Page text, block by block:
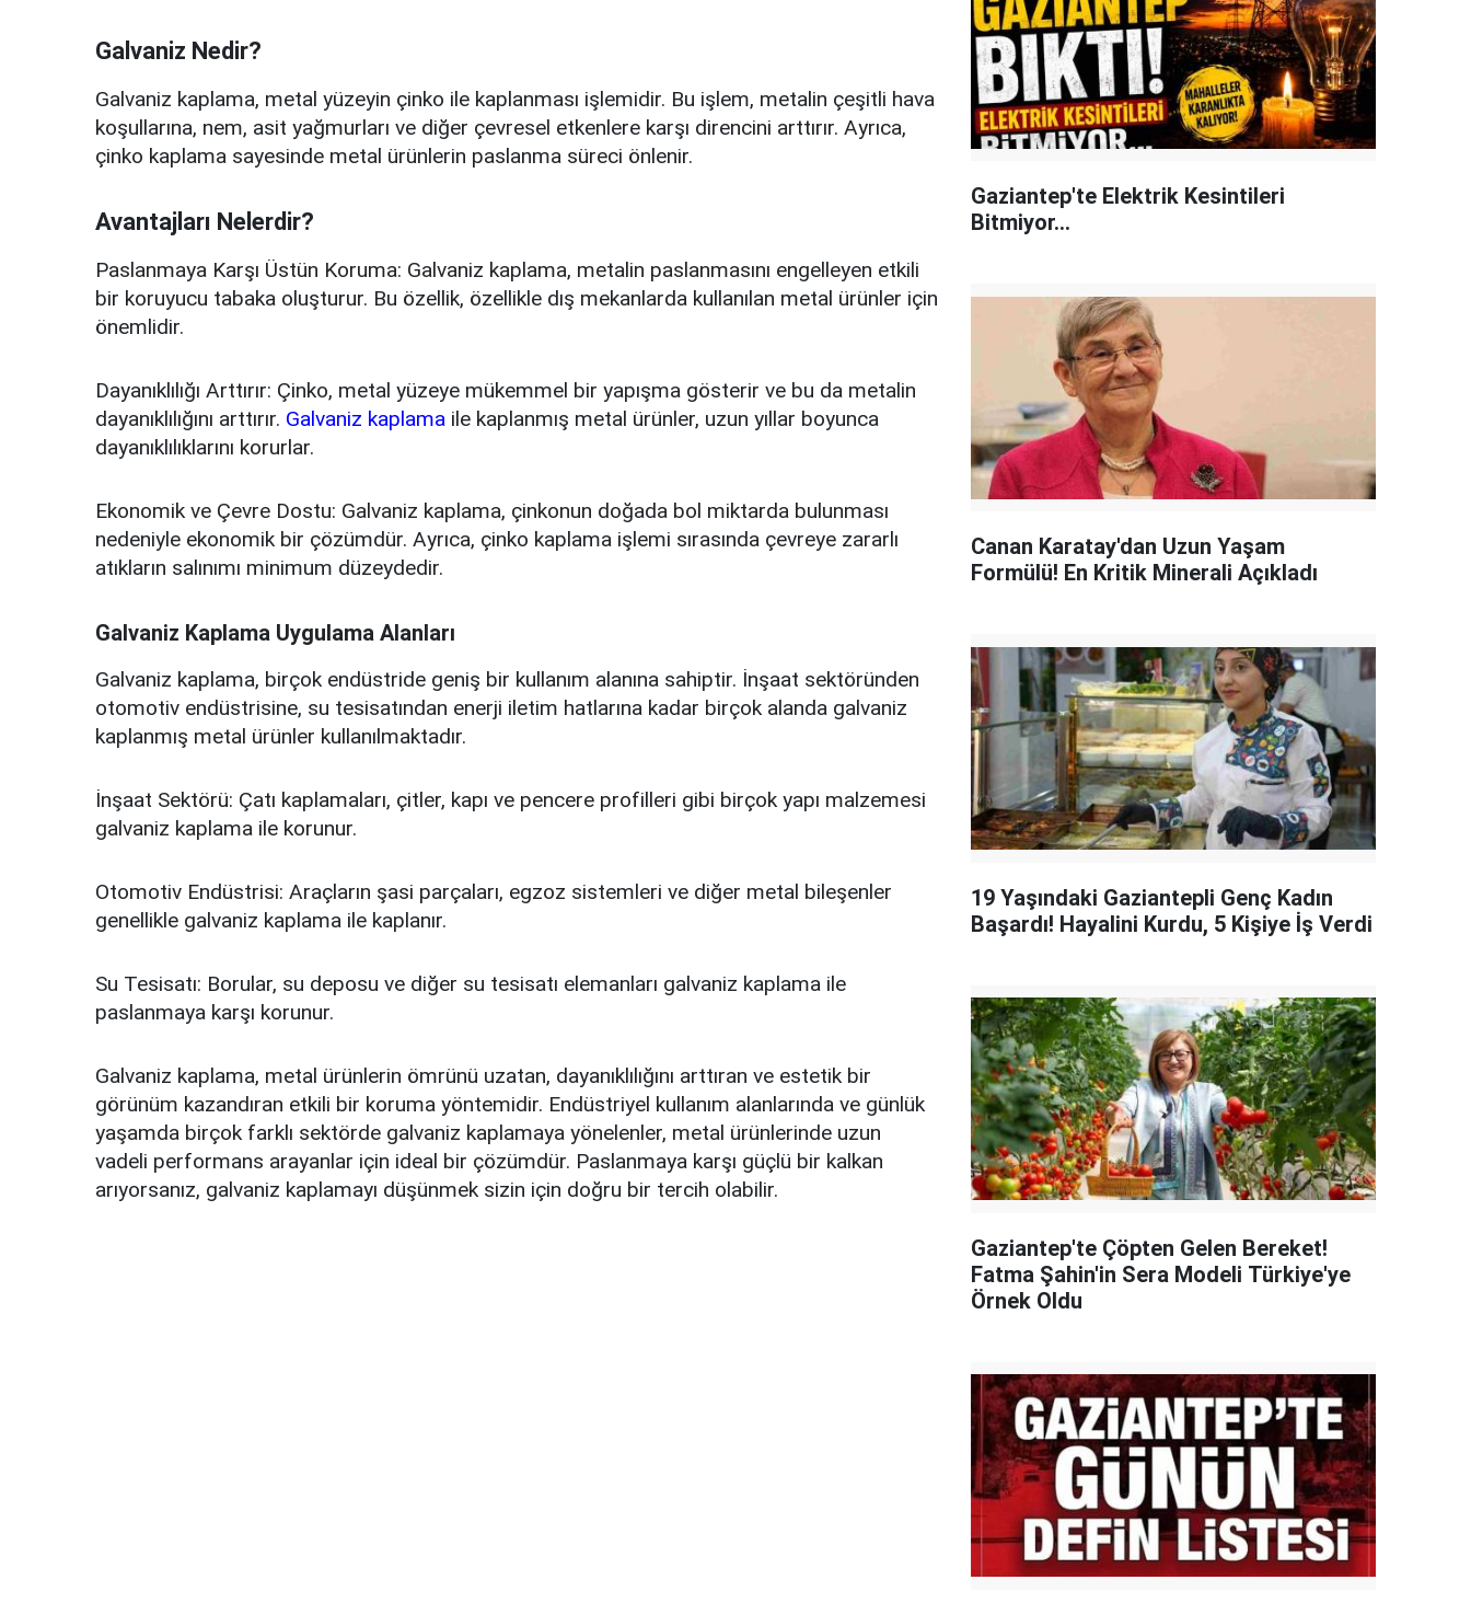
Galvaniz Nedir?
Galvaniz kaplama, metal yüzeyin çinko ile kaplanması işlemidir. Bu işlem, metalin çeşitli hava
koşullarına, nem, asit yağmurları ve diğer çevresel etkenlere karşı direncini arttırır. Ayrıca,
çinko kaplama sayesinde metal ürünlerin paslanma süreci önlenir.
Avantajları Nelerdir?
Paslanmaya Karşı Üstün Koruma: Galvaniz kaplama, metalin paslanmasını engelleyen etkili
bir koruyucu tabaka oluşturur. Bu özellik, özellikle dış mekanlarda kullanılan metal ürünler için
önemlidir.
Dayanıklılığı Arttırır: Çinko, metal yüzeye mükemmel bir yapışma gösterir ve bu da metalin
dayanıklılığını arttırır. Galvaniz kaplama ile kaplanmış metal ürünler, uzun yıllar boyunca
dayanıklılıklarını korurlar.
Ekonomik ve Çevre Dostu: Galvaniz kaplama, çinkonun doğada bol miktarda bulunması
nedeniyle ekonomik bir çözümdür. Ayrıca, çinko kaplama işlemi sırasında çevreye zararlı
atıkların salınımı minimum düzeydedir.
Galvaniz Kaplama Uygulama Alanları
Galvaniz kaplama, birçok endüstride geniş bir kullanım alanına sahiptir. İnşaat sektöründen
otomotiv endüstrisine, su tesisatından enerji iletim hatlarına kadar birçok alanda galvaniz
kaplanmış metal ürünler kullanılmaktadır.
İnşaat Sektörü: Çatı kaplamaları, çitler, kapı ve pencere profilleri gibi birçok yapı malzemesi
galvaniz kaplama ile korunur.
Otomotiv Endüstrisi: Araçların şasi parçaları, egzoz sistemleri ve diğer metal bileşenler
genellikle galvaniz kaplama ile kaplanır.
Su Tesisatı: Borular, su deposu ve diğer su tesisatı elemanları galvaniz kaplama ile
paslanmaya karşı korunur.
Galvaniz kaplama, metal ürünlerin ömrünü uzatan, dayanıklılığını arttıran ve estetik bir
görünüm kazandıran etkili bir koruma yöntemidir. Endüstriyel kullanım alanlarında ve günlük
yaşamda birçok farklı sektörde galvaniz kaplamaya yönelenler, metal ürünlerinde uzun
vadeli performans arayanlar için ideal bir çözümdür. Paslanmaya karşı güçlü bir kalkan
arıyorsanız, galvaniz kaplamayı düşünmek sizin için doğru bir tercih olabilir.
Gaziantep'te Elektrik Kesintileri
Bitmiyor...
Canan Karatay'dan Uzun Yaşam
Formülü! En Kritik Minerali Açıkladı
19 Yaşındaki Gaziantepli Genç Kadın
Başardı! Hayalini Kurdu, 5 Kişiye İş Verdi
Gaziantep'te Çöpten Gelen Bereket!
Fatma Şahin'in Sera Modeli Türkiye'ye
Örnek Oldu